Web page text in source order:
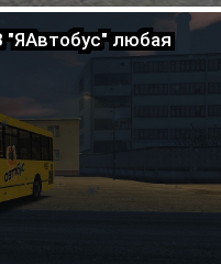
"ЯАвтобус" любая